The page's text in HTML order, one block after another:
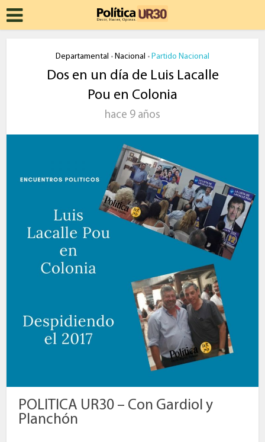
Departamental • Nacional • Partido Nacional
Dos en un día de Luis Lacalle
Pou en Colonia
hace 9 años
POLITICA UR30 – Con Gardiol y
Planchón